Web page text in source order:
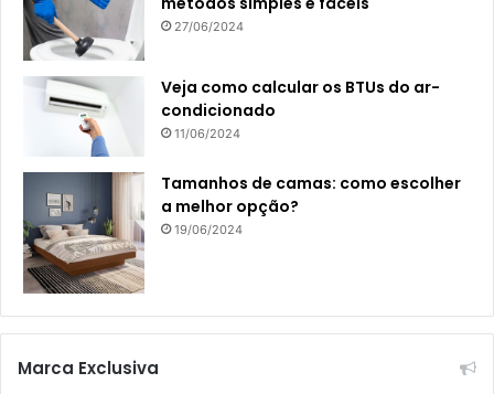
27/06/2024
Veja como calcular os BTUs do ar-
condicionado
11/06/2024
Tamanhos de camas: como escolher
a melhor opção?
19/06/2024
Marca Exclusiva